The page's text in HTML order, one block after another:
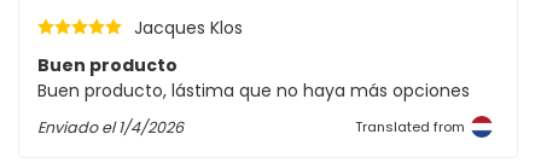
Jacques Klos
Buen producto
Buen producto, lástima que no haya más opciones
Enviado el1/4/2026 Translated from